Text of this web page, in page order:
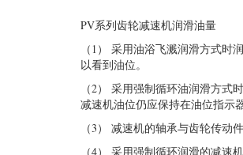
PV系列齿轮减速机润滑油量
（1） 采用油浴飞溅润滑方式
以看到油位。
（2） 采用强制循环油润滑方
减速机油位仍应保持在油位指示
（3） 减速机的轴承与齿轮传动
（4） 采用强制循环润滑的减速